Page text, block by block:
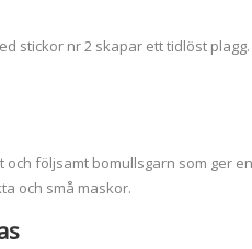
stickor nr 2 skapar ett tidlöst
och följsamt bomullsgarn som ger
och små maskor.